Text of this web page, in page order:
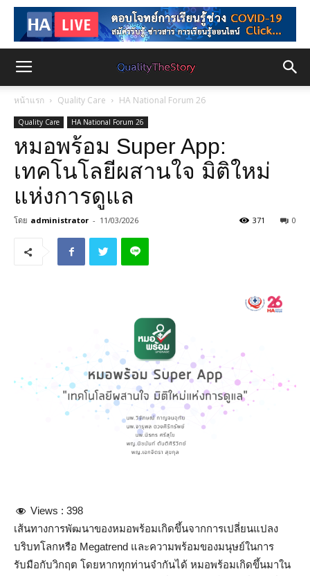
หน้าแรก Quality Care HA National Forum 26
Quality Care HA National Forum 26
หมอพร้อม Super App:
เทคโนโลยีผสานใจ มิติใหม่
แห่งการดูแล
โดย administrator - 11/03/2026 0
371
Views : 398
เส้นทางการพัฒนาของหมอพร้อมเกิดขึ้นจากการเปลี่ยนแปลง
บริบทโลกหรือ Megatrend และความพร้อมของมนุษย์ในการ
รับมือกับวิกฤต โดยหากทุกท่านจำกันได้ หมอพร้อมเกิดขึ้นมาใน